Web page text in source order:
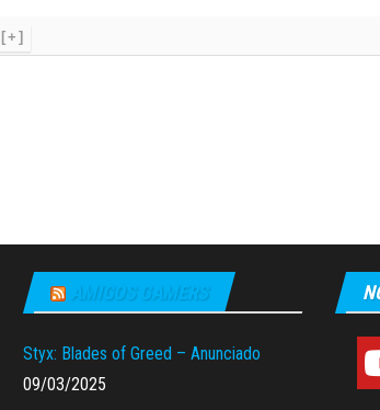
[+]
AMIGOS GAMERS
Styx: Blades of Greed – Anunciado
09/03/2025